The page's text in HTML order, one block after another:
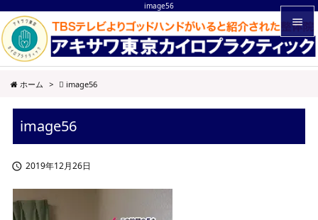
image56


メニュ
ホーム > image56
image56
 2019年12月26日